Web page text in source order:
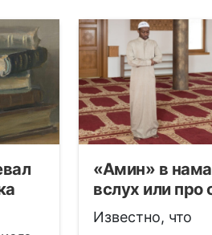
«Амин» в
вслух или про
Известно, что